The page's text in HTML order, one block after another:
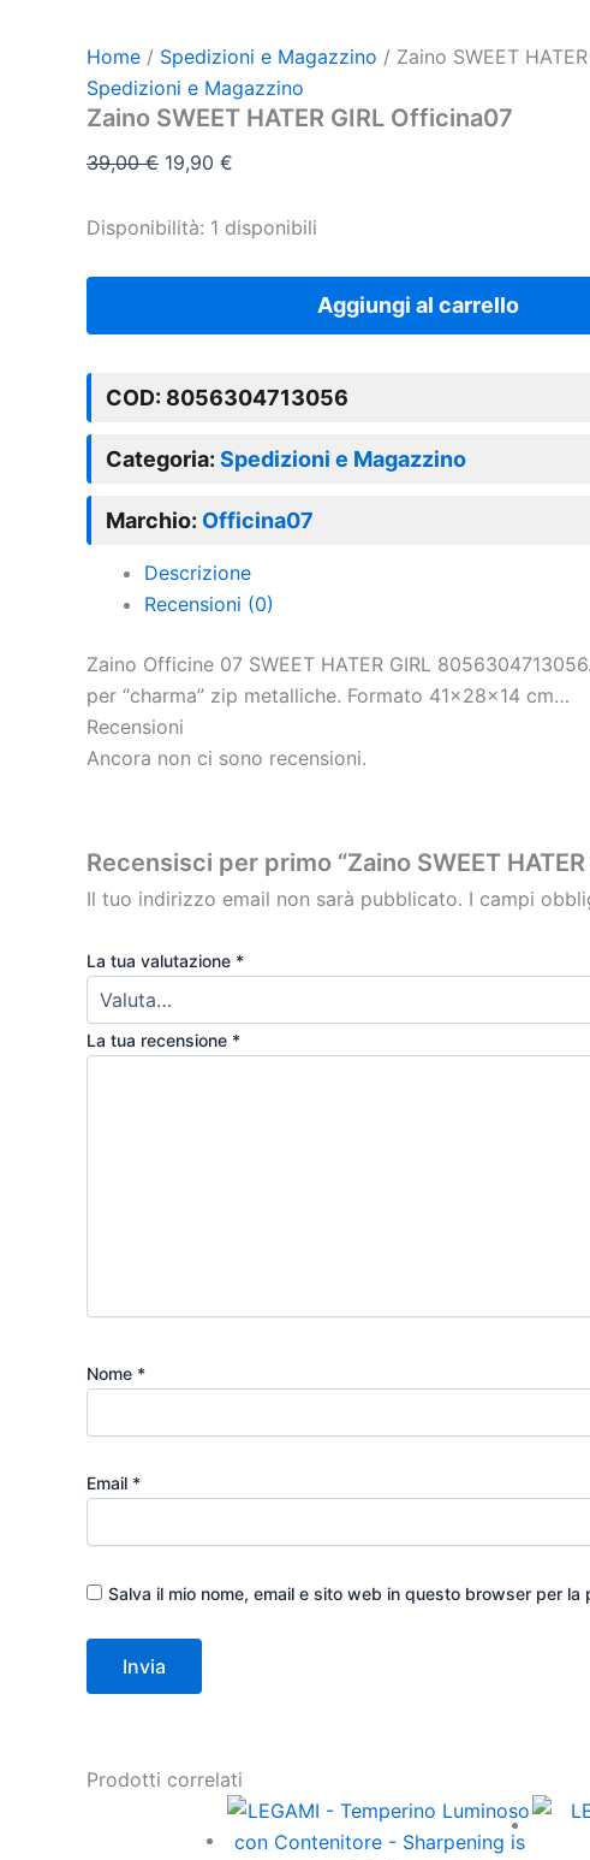
Home / Spedizioni e Magazzino / Zaino SWEET
Spedizioni e Magazzino
Zaino SWEET HATER GIRL Officina07
39,00€ 19,90 €
Disponibilità: 1 disponibili
Aggiungi al carrello
COD: 8056304713056
Categoria: Spedizioni e Magazzino
Marchio: Officina07
Descrizione
Recensioni (0)
Zaino Officine 07 SWEET HATER GIRL
per “charma” zip metalliche. Formato 41x28x14 cm…
Recensioni
Ancora non ci sono recensioni.
Recensisci per primo “Zaino SWEET
Il tuo indirizzo email non sarà pubblicato. I campi
La tua valutazione *
La tua recensione *
Nome *
Email *
Salva il mio nome, email e sito web in questo browser per la
Prodotti correlati